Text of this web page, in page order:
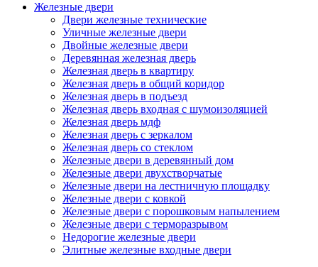
Железные двери
Двери железные технические
Уличные железные двери
Двойные железные двери
Деревянная железная дверь
Железная дверь в квартиру
Железная дверь в общий коридор
Железная дверь в подъезд
Железная дверь входная с шумоизоляцией
Железная дверь мдф
Железная дверь с зеркалом
Железная дверь со стеклом
Железные двери в деревянный дом
Железные двери двухстворчатые
Железные двери на лестничную площадку
Железные двери с ковкой
Железные двери с порошковым напылением
Железные двери с терморазрывом
Недорогие железные двери
Элитные железные входные двери